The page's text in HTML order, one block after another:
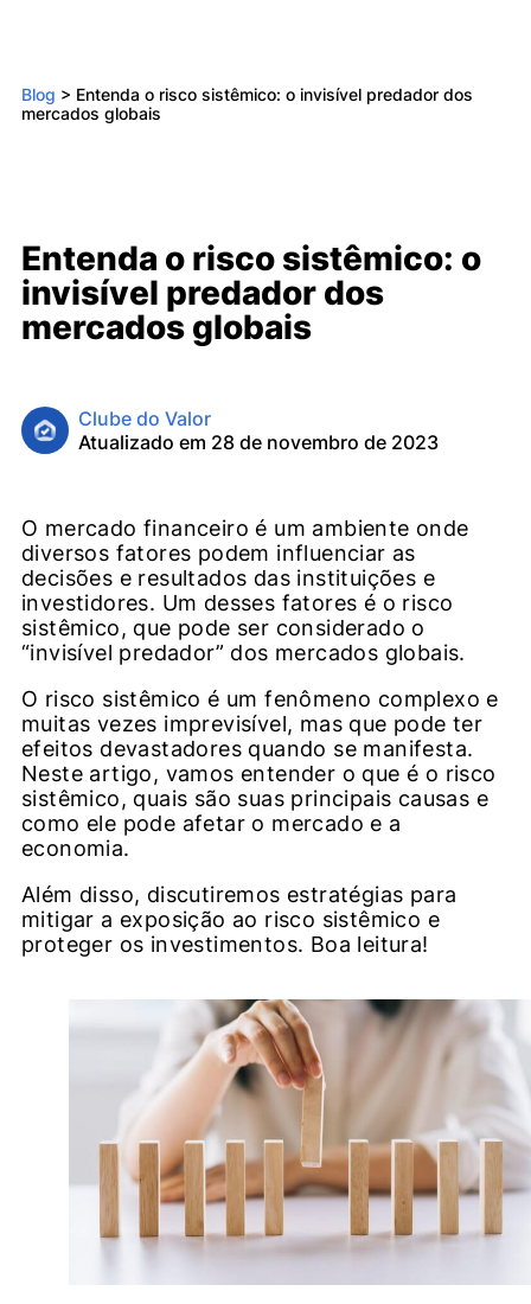
Blog > Entenda o risco sistêmico: o invisível predador dos
mercados globais
Entenda o risco sistêmico: o
invisível predador dos
mercados globais
Clube do Valor
Atualizado em 28 de novembro de 2023
O mercado financeiro é um ambiente onde
diversos fatores podem influenciar as
decisões e resultados das instituições e
investidores. Um desses fatores é o risco
sistêmico, que pode ser considerado o
“invisível predador” dos mercados globais.
O risco sistêmico é um fenômeno complexo e
muitas vezes imprevisível, mas que pode ter
efeitos devastadores quando se manifesta.
Neste artigo, vamos entender o que é o risco
sistêmico, quais são suas principais causas e
como ele pode afetar o mercado e a
economia.
Além disso, discutiremos estratégias para
mitigar a exposição ao risco sistêmico e
proteger os investimentos. Boa leitura!